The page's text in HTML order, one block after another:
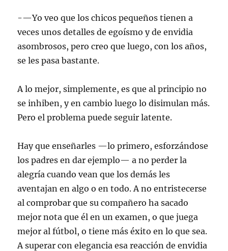
-—Yo veo que los chicos pequeños tienen a
veces unos detalles de egoísmo y de envidia
asombrosos, pero creo que luego, con los años,
se les pasa bastante.
A lo mejor, simplemente, es que al principio no
se inhiben, y en cambio luego lo disimulan más.
Pero el problema puede seguir latente.
Hay que enseñarles —lo primero, esforzándose
los padres en dar ejemplo— a no perder la
alegría cuando vean que los demás les
aventajan en algo o en todo. A no entristecerse
al comprobar que su compañero ha sacado
mejor nota que él en un examen, o que juega
mejor al fútbol, o tiene más éxito en lo que sea.
A superar con elegancia esa reacción de envidia